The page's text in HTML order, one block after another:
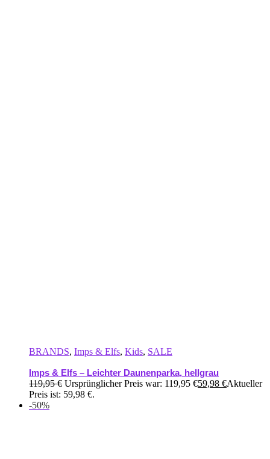
BRANDS, Imps & Elfs, Kids, SALE
Imps & Elfs – Leichter Daunenparka, hellgrau
119,95€ Ursprünglicher Preis war: 119,95 €59,98 €Aktueller
Preis ist: 59,98 €.
-50%